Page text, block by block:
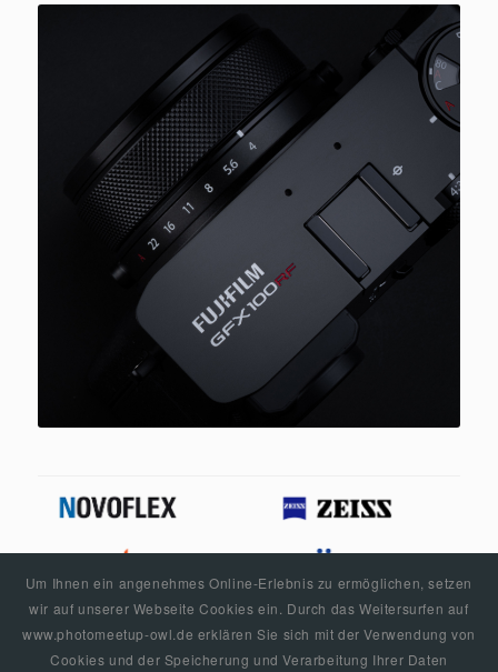
Um Ihnen ein angenehmes Online-Erlebnis zu ermöglichen, setzen
wir auf unserer Webseite Cookies ein. Durch das Weitersurfen auf
www.photomeetup-owl.de erklären Sie sich mit der Verwendung von
Cookies und der Speicherung und Verarbeitung Ihrer Daten